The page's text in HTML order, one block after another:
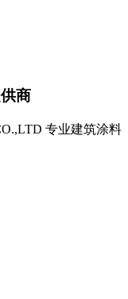
商
专业建筑涂料